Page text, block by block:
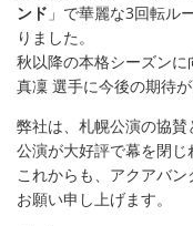
ンド 」で華麗な3回転ル
りました。
秋以降の本格シーズン
真凜 選手に今後の期待が
弊社は、札幌公演の協
公演が大好評で幕を閉じ
これからも、アクアバ
お願い申し上げます。